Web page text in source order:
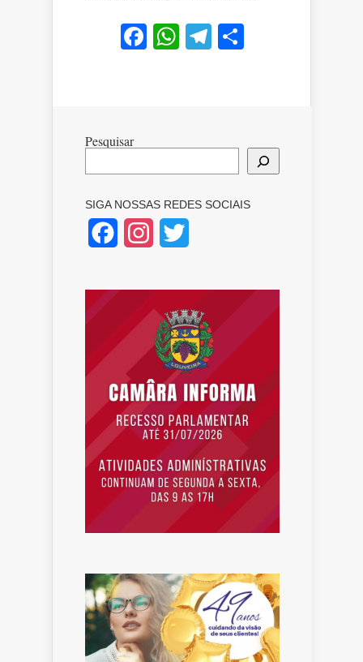
Facebook
WhatsApp
Telegram
Pesquisar
SIGA NOSSAS REDES SOCIAIS
FacebookInstagram